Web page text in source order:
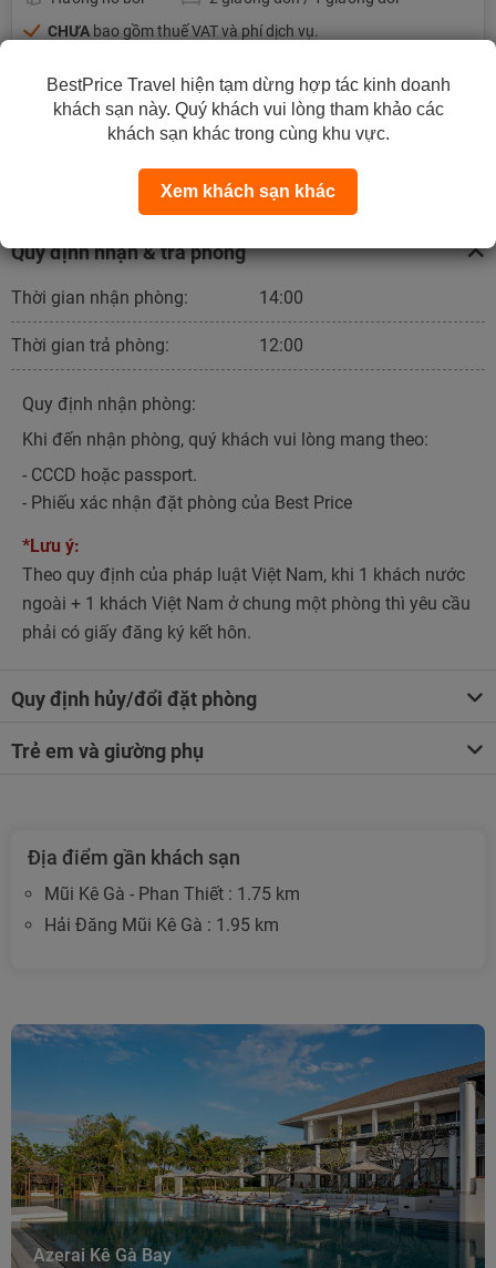
CHƯA bao gồm thuế VAT và phí dịch vụ.
Tặng trải nghiệm mặc Hán Phục
Quy định nhận & trả phòng
Thời gian nhận phòng: 14:00
Thời gian trả phòng: 12:00
Quy định nhận phòng:
Khi đến nhận phòng, quý khách vui lòng mang theo:
- CCCD hoặc passport.
- Phiếu xác nhận đặt phòng của Best Price
*Lưu ý:
Theo quy định của pháp luật Việt Nam, khi 1 khách nước
ngoài + 1 khách Việt Nam ở chung một phòng thì yêu cầu
phải có giấy đăng ký kết hôn.
Quy định hủy/đổi đặt phòng
Trẻ em và giường phụ
Địa điểm gần khách sạn
Mũi Kê Gà - Phan Thiết : 1.75 km
Hải Đăng Mũi Kê Gà : 1.95 km
Azerai Kê Gà Bay
BestPrice Travel hiện tạm dừng hợp tác kinh doanh
khách sạn này. Quý khách vui lòng tham khảo các
khách sạn khác trong cùng khu vực.
Xem khách sạn khác